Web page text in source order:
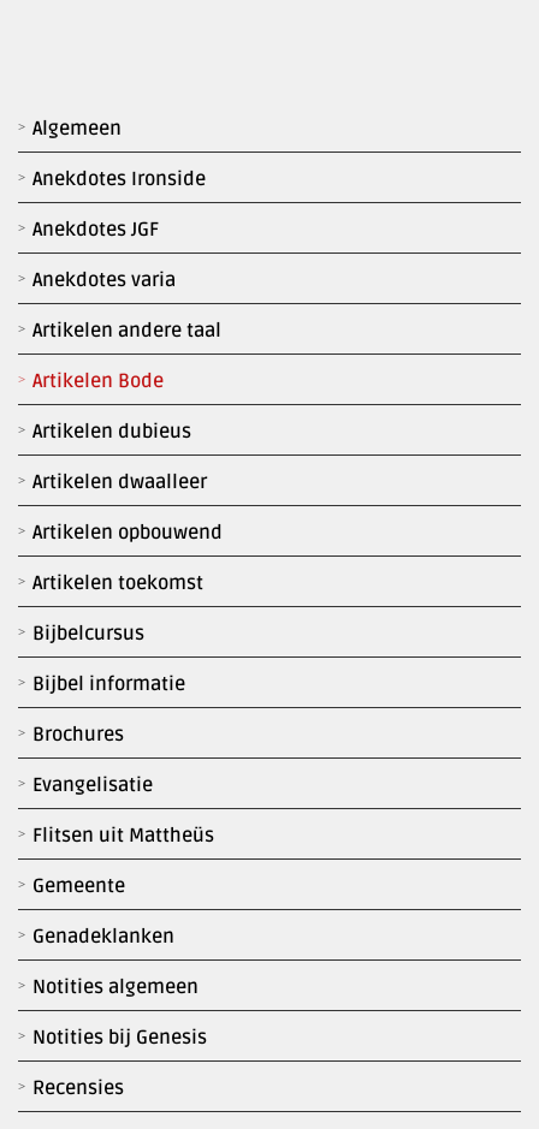
Algemeen
Anekdotes Ironside
Anekdotes JGF
Anekdotes varia
Artikelen andere taal
Artikelen Bode
Artikelen dubieus
Artikelen dwaalleer
Artikelen opbouwend
Artikelen toekomst
Bijbelcursus
Bijbel informatie
Brochures
Evangelisatie
Flitsen uit Mattheüs
Gemeente
Genadeklanken
Notities algemeen
Notities bij Genesis
Recensies